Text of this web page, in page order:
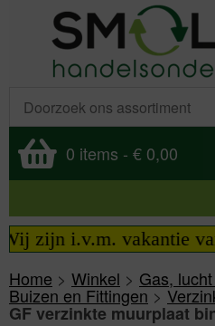
0 items - € 0,00
i.v.m. vakantie van
Home > Winkel > Gas,
Buizen en Fittingen>
GF verzinkte muurplaat